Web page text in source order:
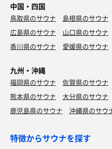
中国・四国
鳥取県のサウナ 島根県のサウナ
広島県のサウナ
山口県のサウナ
香川県のサウナ
愛媛県のサウナ
九州・沖縄
福岡県のサウナ 佐賀県のサウナ
熊本県のサウナ
大分県のサウナ
鹿児島県のサウナ
沖縄県のサウ
特徴からサウナを探す